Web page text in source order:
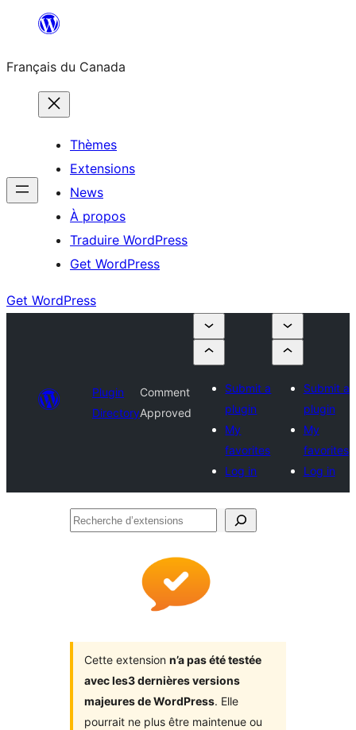
contenu
Français du Canada
Thèmes
Extensions
News
À propos
Traduire WordPress
Get WordPress
Get WordPress
Plugin
Directory
Comment
Approved
Submit a
plugin
My
favorites
Log in
Submit a
plugin
My
favorites
Log in
Recherche
Cette extension n’a pas été testée
avec les3 dernières versions
majeures de WordPress. Elle
pourrait ne plus être maintenue ou